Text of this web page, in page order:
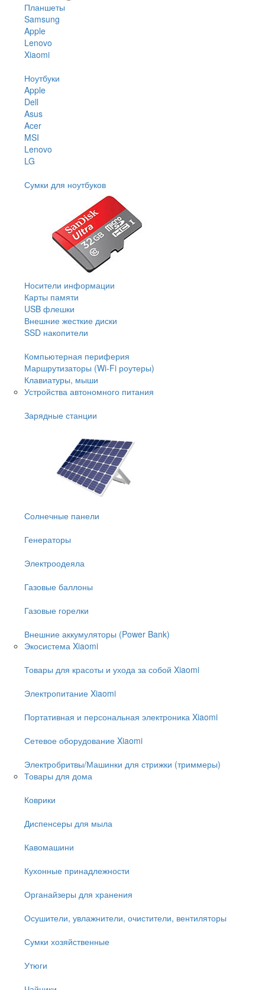
Планшеты
Samsung
Apple
Lenovo
Xiaomi
Ноутбуки
Apple
Dell
Asus
Acer
MSI
Lenovo
LG
Сумки для ноутбуков
Носители информации
Карты памяти
USB флешки
Внешние жесткие диски
SSD накопители
Компьютерная периферия
Маршрутизаторы (Wi-Fi роутеры)
Клавиатуры, мыши
Устройства автономного питания
Зарядные станции
Солнечные панели
Генераторы
Электроодеяла
Газовые баллоны
Газовые горелки
Внешние аккумуляторы (Power Bank)
Экосистема Xiaomi
Товары для красоты и ухода за собой Xiaomi
Электропитание Xiaomi
Портативная и персональная электроника Xiaomi
Сетевое оборудование Xiaomi
Электробритвы/Машинки для стрижки (триммеры)
Товары для дома
Коврики
Диспенсеры для мыла
Кавомашини
Кухонные принадлежности
Органайзеры для хранения
Осушители, увлажнители, очистители, вентиляторы
Сумки хозяйственные
Утюги